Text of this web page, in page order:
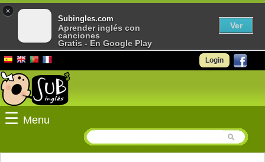
Login
☰ Menu
×
Subingles.com
Aprender inglés con
canciones
Gratis - En Google Play
Ver